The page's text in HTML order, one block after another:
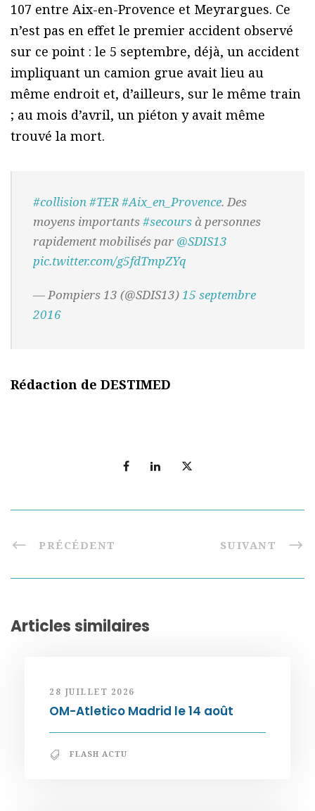
107 entre Aix-en-Provence et Meyrargues. Ce
n’est pas en effet le premier accident observé
sur ce point : le 5 septembre, déjà, un accident
impliquant un camion grue avait lieu au
même endroit et, d’ailleurs, sur le même train
; au mois d’avril, un piéton y avait même
trouvé la mort.
#collision#TER#Aix_en_Provence. Des
moyens importants#secoursà personnes
rapidement mobilisés par @SDIS13
pic.twitter.com/g5fdTmpZYq
— Pompiers 13 (@SDIS13)15 septembre
2016
Rédaction de DESTIMED
PRÉCÉDENT SUIVANT
Articles similaires
28 JUILLET 2026
OM-Atletico Madrid le 14 août
FLASH ACTU